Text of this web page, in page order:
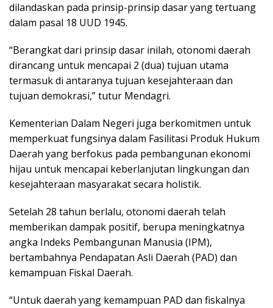
dilandaskan pada prinsip-prinsip dasar yang tertuang
dalam pasal 18 UUD 1945.
“Berangkat dari prinsip dasar inilah, otonomi daerah
dirancang untuk mencapai 2 (dua) tujuan utama
termasuk di antaranya tujuan kesejahteraan dan
tujuan demokrasi,” tutur Mendagri.
Kementerian Dalam Negeri juga berkomitmen untuk
memperkuat fungsinya dalam Fasilitasi Produk Hukum
Daerah yang berfokus pada pembangunan ekonomi
hijau untuk mencapai keberlanjutan lingkungan dan
kesejahteraan masyarakat secara holistik.
Setelah 28 tahun berlalu, otonomi daerah telah
memberikan dampak positif, berupa meningkatnya
angka Indeks Pembangunan Manusia (IPM),
bertambahnya Pendapatan Asli Daerah (PAD) dan
kemampuan Fiskal Daerah.
“Untuk daerah yang kemampuan PAD dan fiskalnya